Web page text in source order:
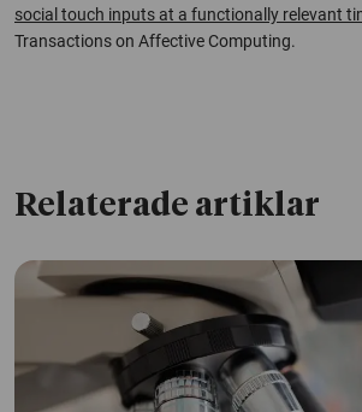
social touch inputs at a functionally relevant
Transactions on Affective Computing.
Relaterade artiklar